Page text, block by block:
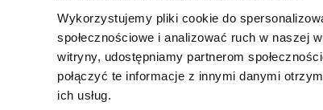
Wykorzystujemy pliki cookie do
społecznościowe i analizować ruch w naszej
witryny, udostępniamy partnerom
połączyć te informacje z innymi danymi
ich usług.